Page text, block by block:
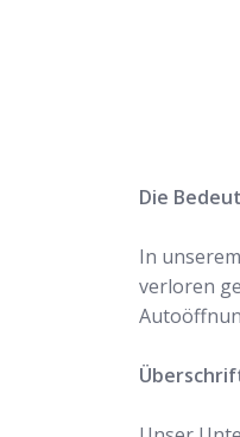
Die
In
verloren